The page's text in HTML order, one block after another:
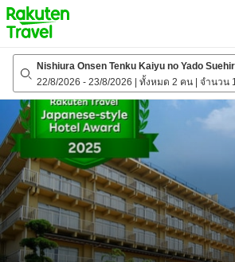
to
top
page
Nishiura Onsen Tenku Kaiyu no Yado
22/8/2026 - 23/8/2026 ทั้งหมด 2 คน จำนวน